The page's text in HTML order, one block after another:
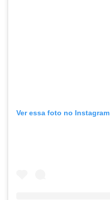
Ver essa foto no Instagram